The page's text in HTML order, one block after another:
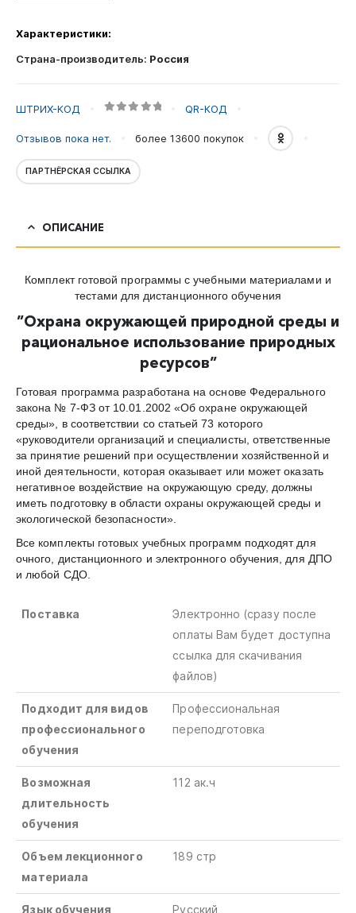
Характеристики:
Страна-производитель: Россия
ШТРИХ-КОД QR-КОД
Отзывов пока нет. более 13600 покупок
ПАРТНЁРСКАЯ ССЫЛКА
ОПИСАНИЕ
Комплект готовой программы с учебными материалами и
тестами для дистанционного обучения
”Охрана окружающей природной среды и
рациональное использование природных
ресурсов”
Готовая программа разработана на основе Федерального
закона № 7-ФЗ от 10.01.2002 «Об охране окружающей
среды», в соответствии со статьей 73 которого
«руководители организаций и специалисты, ответственные
за принятие решений при осуществлении хозяйственной и
иной деятельности, которая оказывает или может оказать
негативное воздействие на окружающую среду, должны
иметь подготовку в области охраны окружающей среды и
экологической безопасности».
Все комплекты готовых учебных программ подходят для
очного, дистанционного и электронного обучения, для ДПО
и любой СДО.
Поставка
Электронно (сразу после
оплаты Вам будет доступна
ссылка для скачивания
файлов)
Подходит для видов
профессионального
обучения
Профессиональная
переподготовка
Возможная
длительность
обучения
112 ак.ч
Объем лекционного
материала
189 стр
Язык обучения Русский